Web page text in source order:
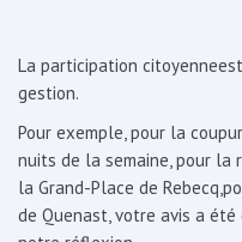
La participation
gestion.
Pour exemple, pour la
nuits de la semaine, pour
la Grand-Place de
de Quenast, votre avis a